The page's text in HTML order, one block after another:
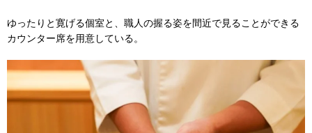
ゆったりと寛げる個室と、職人の握る姿を間近で見ることができる
カウンター席を用意している。